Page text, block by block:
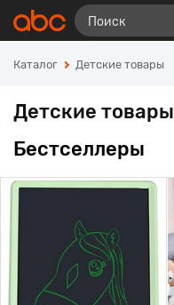
Каталог Детские товары
Детские товары
Бестселлеры